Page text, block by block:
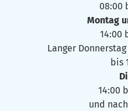
08:00
Montag
14:00
Langer
bis
14:00
und